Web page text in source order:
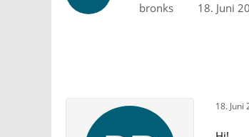
bronks
18. Juni
18. Juni